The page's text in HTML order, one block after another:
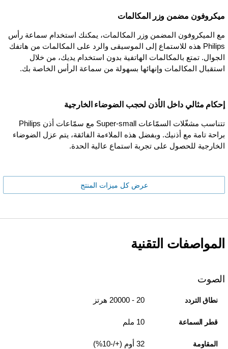
ميكروفون مضمن وزر المكالمات
مع الميكروفون المضمن وزر المكالمات، يمكنك استخدام سماعة رأس
Philips هذه للاستماع إلى الموسيقى والرد على المكالمات من هاتفك
الجوال. تمتع بالمكالمات الهاتفية بدون استخدام يديك، من خلال
استقبال المكالمات وإنهائها بسهولة من سماعة الرأس الخاصة بك.
إحكام مثالي داخل الأذن لحجب الضوضاء الخارجية
تتناسب مشغّلات السمّاعات Super-small مع سمّاعات أذن Philips
براحة تامة مع أذنيك. وبفضل هذه الملاءمة الفائقة، يتم عزل الضوضاء
الخارجية للحصول على تجربة استماع عالية الحدة.
عرض كل ميزات المنتج
المواصفات التقنية
الصوت
نطاق التردد 20 - 20000 هرتز
قطر السماعة 10 ملم
المقاومة 32 أوم (+/-10%)